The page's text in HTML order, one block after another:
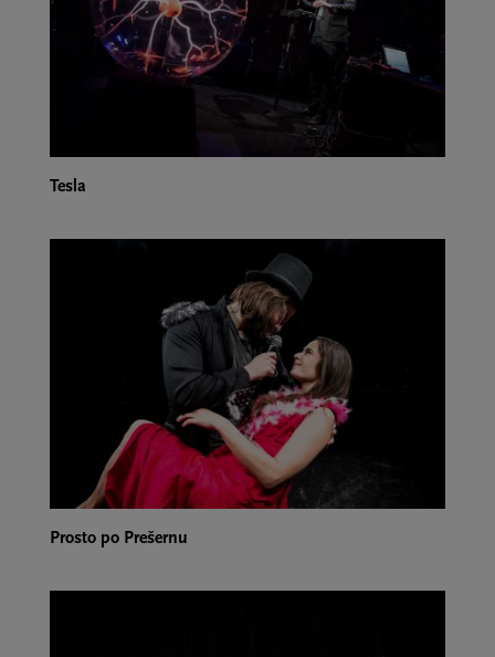
Tesla
Prosto po Prešernu